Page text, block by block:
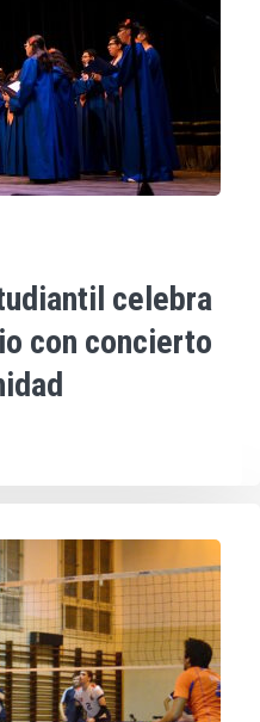
celebra
con concierto